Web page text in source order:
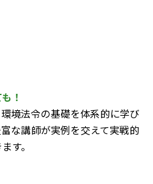
！
境法令の基礎を体系的に学び
な講師が実例を交えて実戦的
す。